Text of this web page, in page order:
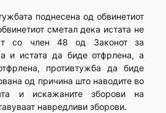
поднесена од обвинетиот
сметал дека истата не
со член 48 од Законот за
и истата да биде отфрлена, а
противтужба да биде
од причина што наводите во
и искажаните зборови на
навредливи зборови.